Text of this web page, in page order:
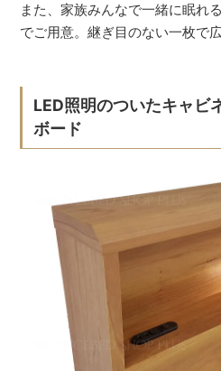
また、家族みんなで一緒に眠れ
でご用意。継ぎ目のない一枚で
LED照明のついたキャビ
ボード